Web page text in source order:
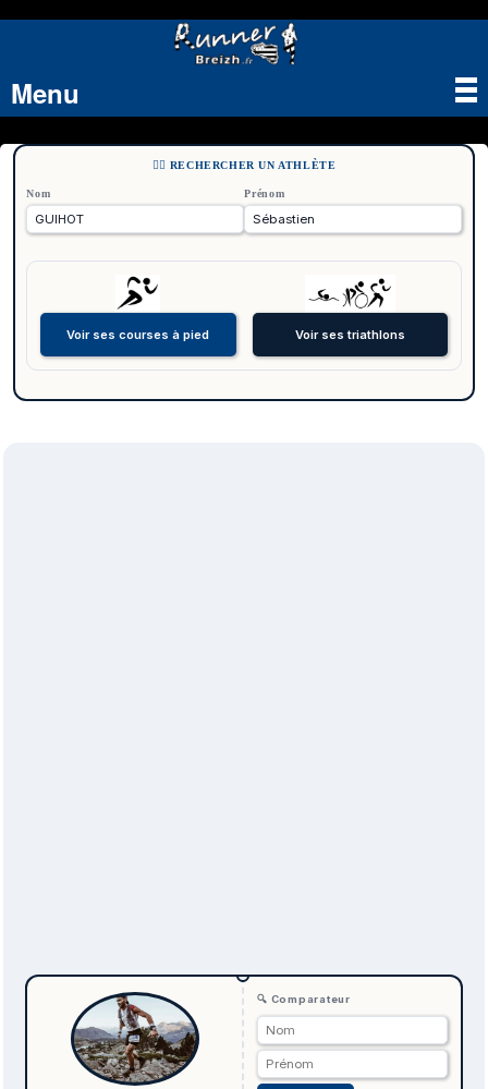
Menu
🏃‍♂️ RECHERCHER UN ATHLÈTE
Nom Prénom
🔍 Comparateur